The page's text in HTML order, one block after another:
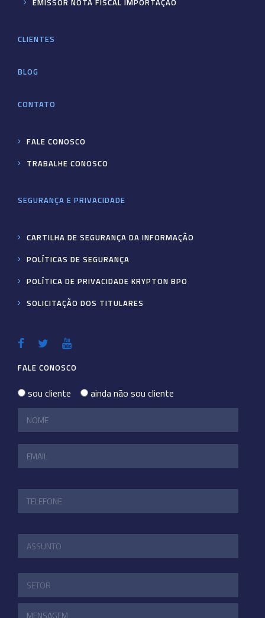
EMISSOR NOTA FISCAL IMPORTAÇÃO
CLIENTES
BLOG
CONTATO
FALE CONOSCO
TRABALHE CONOSCO
SEGURANÇA E PRIVACIDADE
CARTILHA DE SEGURANÇA DA INFORMAÇÃO
POLÍTICAS DE SEGURANÇA
POLÍTICA DE PRIVACIDADE KRYPTON BPO
SOLICITAÇÃO DOS TITULARES
FALE CONOSCO
sou cliente ainda não sou cliente